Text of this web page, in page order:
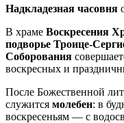
Надкладезная часовня
В храме Воскресения
подворье Троице-
Соборования
воскресных и
После Божественной
служится молебен: в
воскресеньям — с